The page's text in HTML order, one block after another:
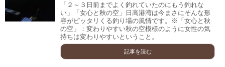
「２～３日前までよく釣れていたのにもう釣れな
い」「女心と秋の空」日高港湾は今まさにそんな形
容がピッタリくる釣り場の風情です。※「女心と秋
の空」：変わりやすい秋の空模様のように女性の気
持ちは変わりやすいということ。
記事を読む